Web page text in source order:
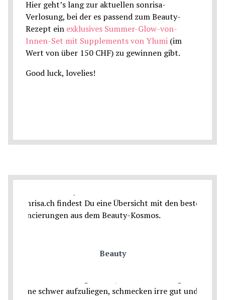
Hier geht’s lang zur aktuellen sonrisa-
Verlosung, bei der es passend zum Beauty-
Rezept ein exklusives Summer-Glow-von-
Innen-Set mit Supplements von Ylumi (im
Wert von über 150 CHF) zu gewinnen gibt.
Good luck, lovelies!
Beauty